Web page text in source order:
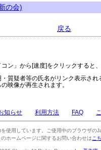
の会)
戻る
コン」から[速度]をクリックすると
・質疑者等の氏名がリンク表示さ
映像が再生されます。
知らせ 利用方法 FAQ
使用しています。ご使用中のブラウザの
のホームページに関するお問い合わせは こ